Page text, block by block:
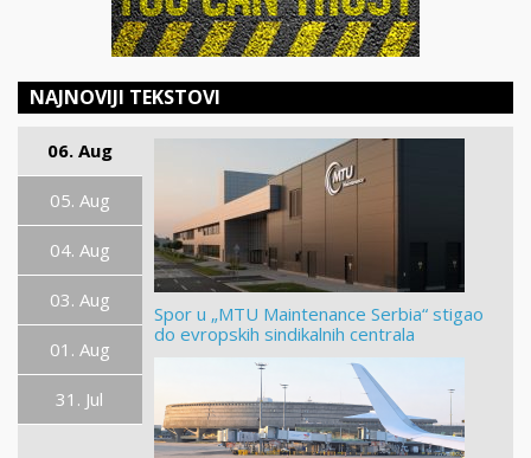
NAJNOVIJI TEKSTOVI
06. Aug
05. Aug
04. Aug
03. Aug
01. Aug
31. Jul
Spor u „MTU Maintenance Serbia“ stigao
do evropskih sindikalnih centrala